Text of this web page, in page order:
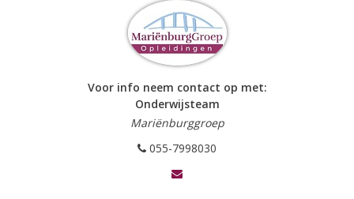
Voor info neem contact op met:
Onderwijsteam
Mariënburggroep
055-7998030